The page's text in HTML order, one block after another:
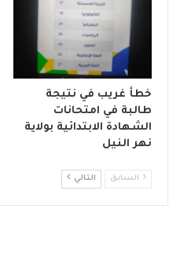
خطأ غريب في نتيجة
طالبة في امتحانات
الشهادة الابتدائية بولاية
نهر النيل
السابق التالي